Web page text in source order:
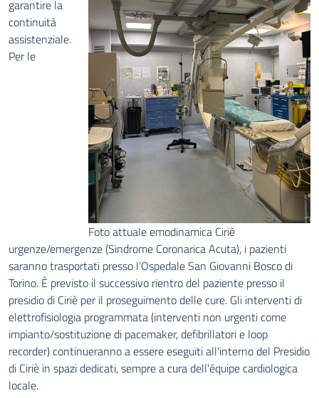
Foto attuale emodinamica Ciriè
garantire la
continuità
assistenziale.
Per le
urgenze/emergenze (Sindrome Coronarica Acuta), i pazienti
saranno trasportati presso l’Ospedale San Giovanni Bosco di
Torino. È previsto il successivo rientro del paziente presso il
presidio di Ciriè per il proseguimento delle cure. Gli interventi di
elettrofisiologia programmata (interventi non urgenti come
impianto/sostituzione di pacemaker, defibrillatori e loop
recorder) continueranno a essere eseguiti all'interno del Presidio
di Ciriè in spazi dedicati, sempre a cura dell'équipe cardiologica
locale.